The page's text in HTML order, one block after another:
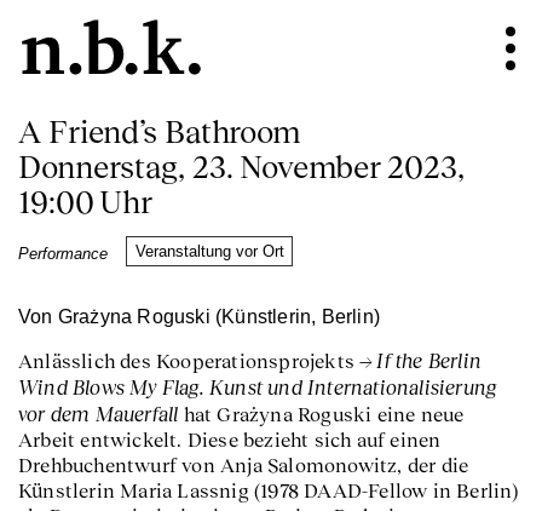
A Friend’s Bathroom
Donnerstag, 23. November 2023,
19:00 Uhr
Performance Veranstaltung vor Ort
Von Grażyna Roguski (Künstlerin, Berlin)
Anlässlich des Kooperationsprojekts
If the Berlin
Wind Blows My Flag. Kunst und Internationalisierung
vor dem Mauerfall hat Grażyna Roguski eine neue
Arbeit entwickelt. Diese bezieht sich auf einen
Drehbuchentwurf von Anja Salomonowitz, der die
Künstlerin Maria Lassnig (1978 DAAD-Fellow in Berlin)